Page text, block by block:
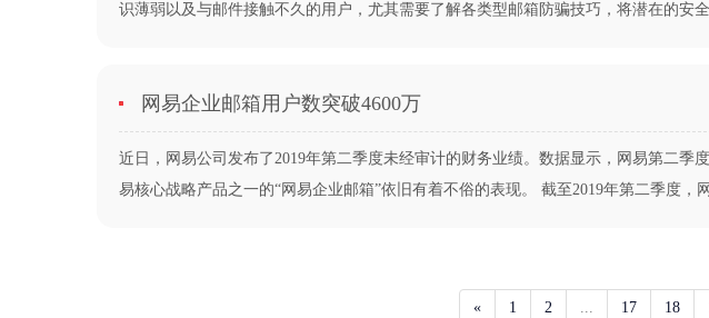
识薄弱以及与邮件接触不久的用户，尤其需要了解各类型邮箱防骗技巧，将潜在的安
网易企业邮箱用户数突破4600万
近日，网易公司发布了2019年第二季度未经审计的财务业绩。数据显示，网易第二季
易核心战略产品之一的“网易企业邮箱”依旧有着不俗的表现。 截至2019年第二季度，
« 1 2 ... 17 18